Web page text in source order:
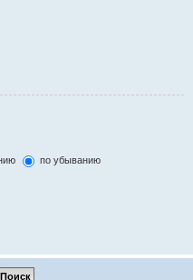
по убыванию